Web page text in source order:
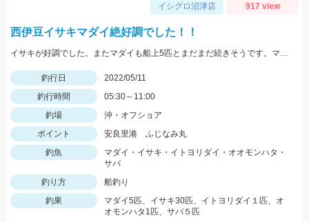
イシグロ沼津店 917 view
西伊豆イサキマダイ絶好調でした！！
イサキが好調でした。またマダイも船上5匹とまだまだ続きそうです。マダイなら12ｍのハリス、イサキなら5ｍハリスに2本針が効果絶大でした。
釣行日
2022/05/11
釣行時間
05:30～11:00
釣場
沖・オフショア
ポイント
安良里港 ふじなみ丸
釣魚
マダイ・イサキ・イトヨリダイ・オオモンハタ・
サバ
釣り方
船釣り
釣果
マダイ5匹、イサキ30匹、イトヨリダイ１匹、オ
オモンハタ1匹、サバ５匹